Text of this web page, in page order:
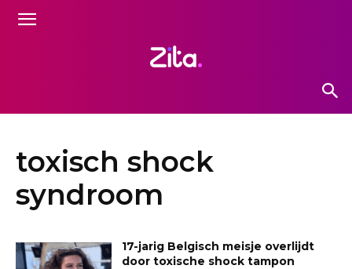
toxisch shock
syndroom
17-jarig Belgisch meisje overlijdt
door toxische shock tampon